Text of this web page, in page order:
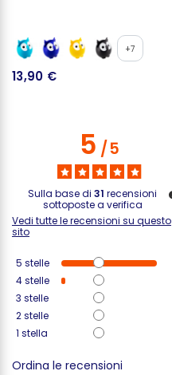
+7
13,90 €
5/5
Sulla base di 31 recensioni
sottoposte a verifica
Vedi tutte le recensioni su questo
sito
5 stelle
4stelle
3 stelle
2stelle
1 stella
Ordina le recensioni